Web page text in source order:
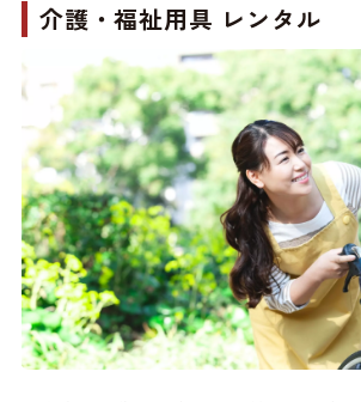
介護・福祉用具 レンタル